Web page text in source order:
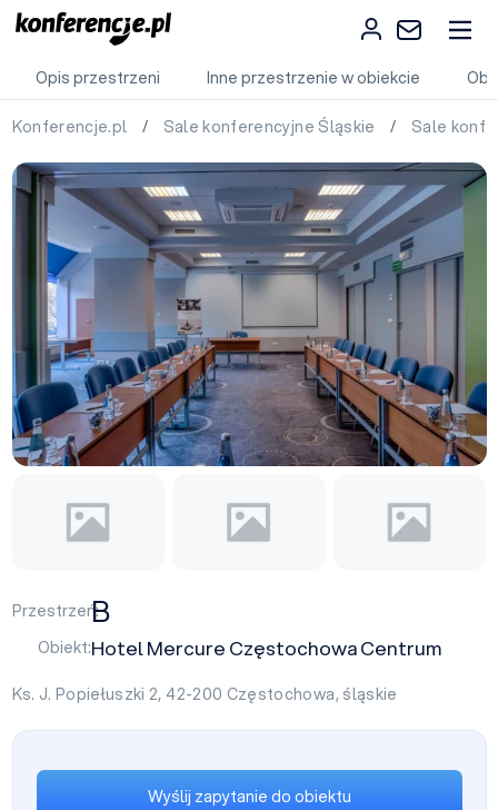
Opis przestrzeni Inne przestrzenie w obiekcie
Konferencje.pl / Sale konferencyjne Śląskie / Sale
Przestrzeń:B
Obiekt:Hotel Mercure Częstochowa Centrum
Ks. J. Popiełuszki 2, 42-200 Częstochowa, śląskie
Wyślij zapytanie do obiektu